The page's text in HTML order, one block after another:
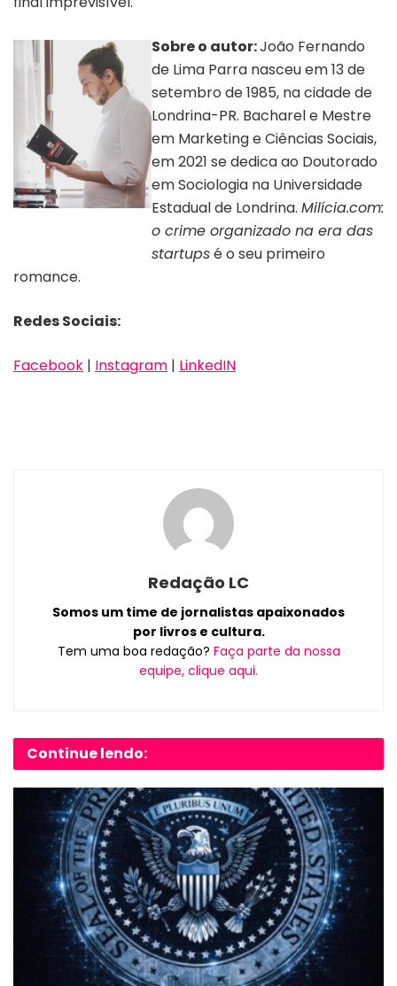
Sobre o autor:João Fernando
de Lima Parra nasceu em 13 de
setembro de 1985, na cidade de
Londrina-PR. Bacharel e Mestre
em Marketing e Ciências Sociais,
em 2021 se dedica ao Doutorado
em Sociologia na Universidade
Estadual de Londrina. Milícia.com:
o crime organizado na era das
startupsé o seu primeiro
romance.
Redes Sociais:
Facebook | Instagram | LinkedIN
Redação LC
Somos um time de jornalistas apaixonados
por livros e cultura.
Tem uma boa redação? Faça parte da nossa
equipe, clique aqui.
Continue lendo: